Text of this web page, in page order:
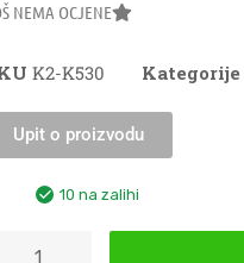
NEMA OCJENE
K2-K530 Kategorije
Upit o proizvodu
10 na zalihi